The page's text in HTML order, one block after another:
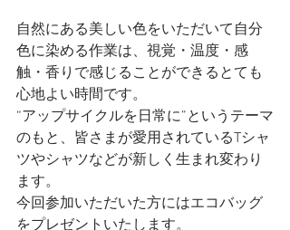
自然にある美しい色をいただいて自分
色に染める作業は、視覚・温度・感
触・香りで感じることができるとても
心地よい時間です。
“アップサイクルを日常に”というテーマ
のもと、皆さまが愛用されているTシャ
ツやシャツなどが新しく生まれ変わり
ます。
今回参加いただいた方にはエコバッグ
をプレゼントいたします。